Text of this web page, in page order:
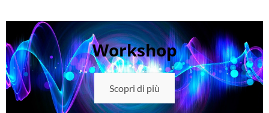
Workshop
Scopri di più